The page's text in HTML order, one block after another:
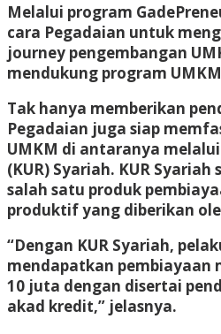
Melalui program
cara Pegadaian untuk
journey pengembangan
mendukung program
Tak hanya memberikan
Pegadaian juga siap
UMKM di antaranya
(KUR) Syariah. KUR
salah satu produk
produktif yang diberikan
“Dengan KUR Syariah,
mendapatkan pembiayaan
10 juta dengan disertai
akad kredit,” jelasnya.